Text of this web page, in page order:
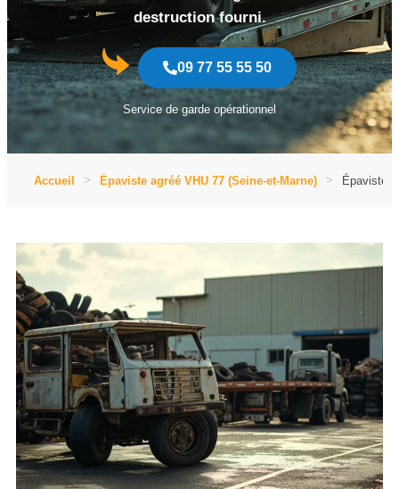
destruction fourni.
09 77 55 55 50
Service de garde opérationnel
Accueil Épaviste agréé VHU 77 (Seine-et-Marne) Épaviste